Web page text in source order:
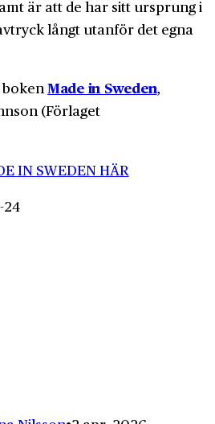
är att de har sitt ursprung i
långt utanför det egna
Made in Sweden,
(Förlaget
IN SWEDEN HÄR
24